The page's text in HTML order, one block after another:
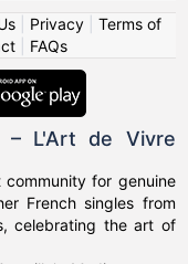
| Privacy| Terms of
FAQs
– L'Art de Vivre
community for genuine
French singles from
celebrating the art of